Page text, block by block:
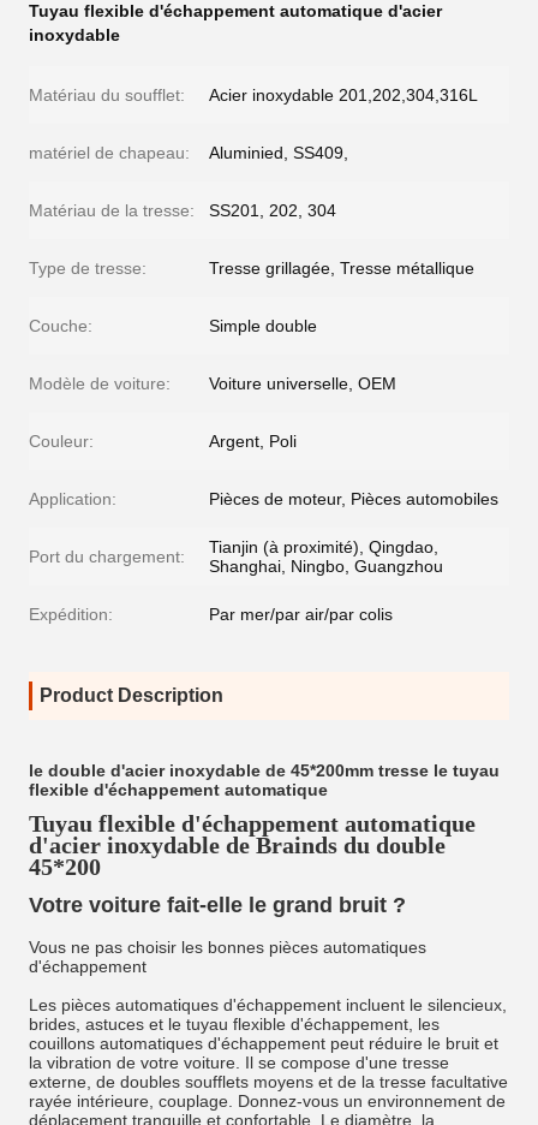
Tuyau flexible d'échappement automatique d'acier
inoxydable
Matériau du soufflet: Acier inoxydable 201,202,304,316L
matériel de chapeau: Aluminied, SS409,
Matériau de la tresse: SS201, 202, 304
Type de tresse: Tresse grillagée, Tresse métallique
Couche: Simple double
Modèle de voiture: Voiture universelle, OEM
Couleur: Argent, Poli
Application: Pièces de moteur, Pièces automobiles
Port du chargement:
Tianjin (à proximité), Qingdao,
Shanghai, Ningbo, Guangzhou
Expédition: Par mer/par air/par colis
Product Description
le double d'acier inoxydable de 45*200mm tresse le tuyau
flexible d'échappement automatique
Tuyau flexible d'échappement automatique
d'acier inoxydable de Brainds du double
45*200
Votre voiture fait-elle le grand bruit ?
Vous ne pas choisir les bonnes pièces automatiques
d'échappement
Les pièces automatiques d'échappement incluent le silencieux,
brides, astuces et le tuyau flexible d'échappement, les
couillons automatiques d'échappement peut réduire le bruit et
la vibration de votre voiture. Il se compose d'une tresse
externe, de doubles soufflets moyens et de la tresse facultative
rayée intérieure, couplage. Donnez-vous un environnement de
déplacement tranquille et confortable. Le diamètre, la